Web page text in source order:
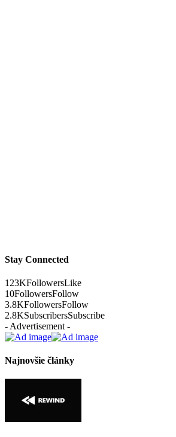
Stay Connected
123KFollowersLike
10FollowersFollow
3.8KFollowersFollow
2.8KSubscribersSubscribe
- Advertisement -
Najnovšie články